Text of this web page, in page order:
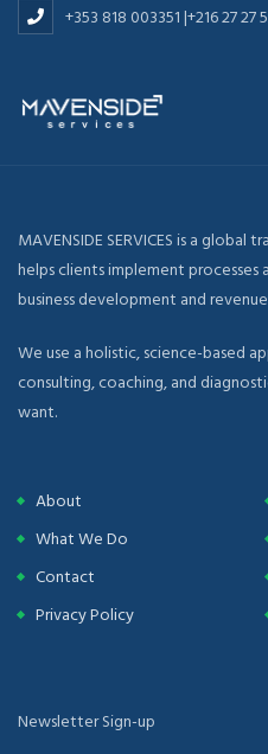
+353 818 003351 |+216 27 27
MAVENSIDE SERVICES is a
helps clients implement processes
business development and
We use a holistic, science-based
consulting, coaching, and
want.
About
What We Do
Contact
Privacy Policy
Newsletter Sign-up